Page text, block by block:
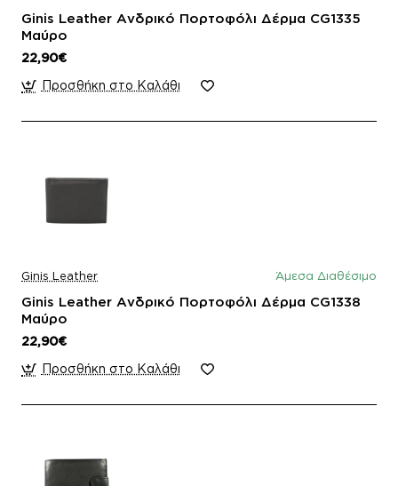
Ginis Leather Ανδρικό Πορτοφόλι Δέρμα CG1335
Μαύρο
22,90€
Προσθήκη στο Καλάθι
Ginis Leather Άμεσα Διαθέσιμο
Ginis Leather Ανδρικό Πορτοφόλι Δέρμα CG1338
Μαύρο
22,90€
Προσθήκη στο Καλάθι